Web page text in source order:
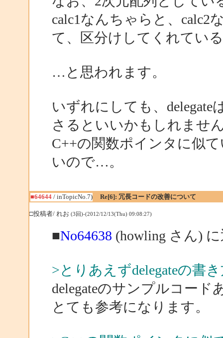
calc1なんちゃらと、calc2
て、区分けしてくれてい
…と思われます。
いずれにしても、
さるといいかもしれませ
C++の関数ポインタに似
いので…。
■64644/ inTopicNo.7) Re[6]: 冗長コードの改善について
□投稿者/ れお (3回)-(2012/12/13(Thu) 09:08:27)
■No64638 (howling さん)
>とりあえずdelegateの書
delegateのサンプルコー
とても参考になります。